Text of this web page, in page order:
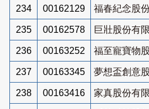
234 00162129 福春紀念股
235 00162578 巨壯股份有
236 00163252 福至寵寶物
237 00163345 夢想盃創意
238 00163416 家真股份有